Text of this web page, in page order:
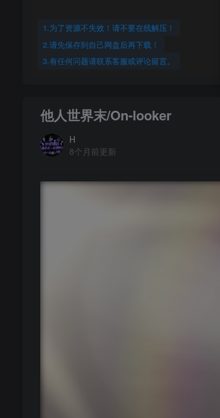
1.为了资源不失效！请不要在线解压！
2.请先保存到自己网盘后再下载！
3.有任何问题请联系客服或评论留言。
他人世界末/On-looker
H
8个月前更新